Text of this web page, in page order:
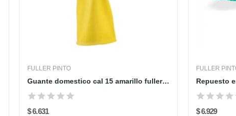
FULLER PINTO
Guante domestico cal 15 amarillo fuller talla 9
$ 6.631
FULLER
$ 6.929